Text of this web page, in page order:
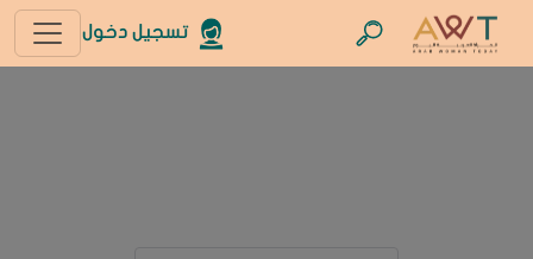
تسجيل دخول